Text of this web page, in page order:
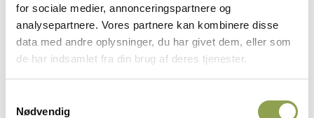
for sociale medier, annonceringspartnere og
analysepartnere. Vores partnere kan kombinere disse
data med andre oplysninger, du har givet dem, eller som
de har indsamlet fra din brug af deres tjenester.
Nødvendig
ANNONCE